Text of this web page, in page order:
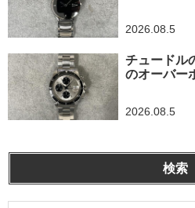
2026.08.5
チュードル
のオーバー
2026.08.5
検索